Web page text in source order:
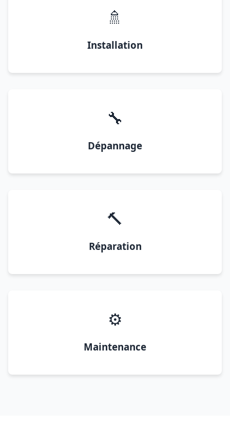
🚿
Installation
🔧
Dépannage
🔨
Réparation
⚙️
Maintenance